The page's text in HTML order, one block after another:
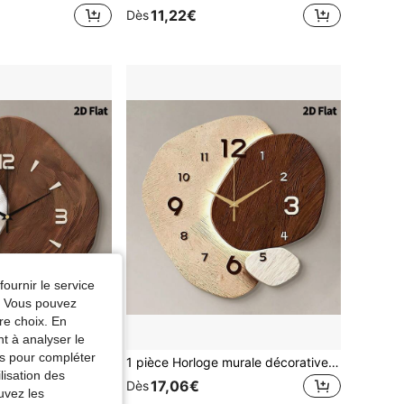
Dès11,22€
1 pièce Horloge murale décorative créative abstraite, mouvement à quartz super silencieux, sans tic-tac, convient pour la décoration du salon, de la chambre, du bureau, de la salle à manger et du café, cadeau de décoration parfait pour la maison pour les amis et la famille
Dès17,06€
le service
pouvez
choix. En
à analyser le
pour compléter
des
les